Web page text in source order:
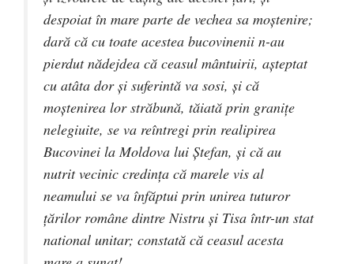
despoiat în mare parte de vechea sa moştenire;
dară că cu toate acestea bucovinenii n-au
pierdut nădejdea că ceasul mântuirii, aşteptat
cu atâta dor şi suferintă va sosi, şi că
moştenirea lor străbună, tăiată prin graniţe
nelegiuite, se va reîntregi prin realipirea
Bucovinei la Moldova lui Ştefan, şi că au
nutrit vecinic credinţa că marele vis al
neamului se va înfăptui prin unirea tuturor
ţărilor române dintre Nistru şi Tisa într-un stat
national unitar; constată că ceasul acesta